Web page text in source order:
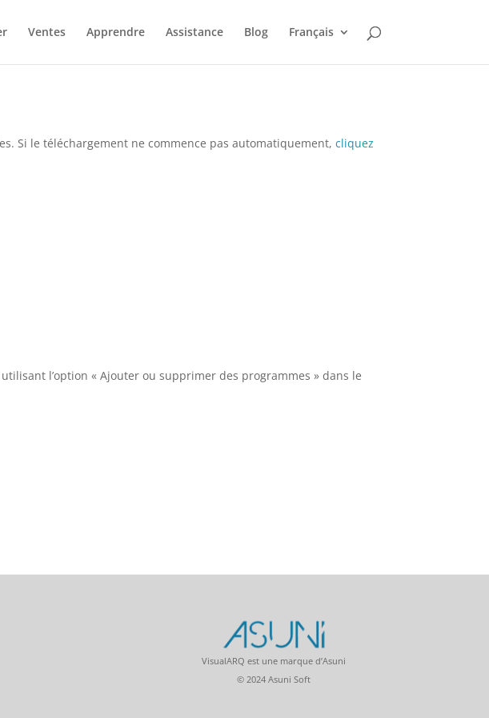
Ventes Apprendre Assistance Blog Français
Si le téléchargement ne commence pas automatiquement,cliquez
l’option « Ajouter ou supprimer des programmes » dans le
VisualARQ est une marque d’Asuni
© 2024 Asuni Soft